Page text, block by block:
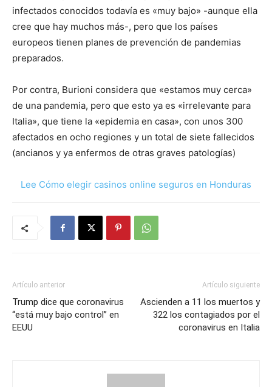
infectados conocidos todavía es «muy bajo» -aunque ella
cree que hay muchos más-, pero que los países
europeos tienen planes de prevención de pandemias
preparados.
Por contra, Burioni considera que «estamos muy cerca»
de una pandemia, pero que esto ya es «irrelevante para
Italia», que tiene la «epidemia en casa», con unos 300
afectados en ocho regiones y un total de siete fallecidos
(ancianos y ya enfermos de otras graves patologías)
Lee Cómo elegir casinos online seguros en Honduras
Artículo anterior
Trump dice que coronavirus
“está muy bajo control” en
EEUU
Artículo siguiente
Ascienden a 11 los muertos y
322 los contagiados por el
coronavirus en Italia